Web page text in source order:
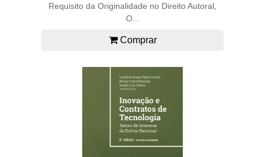
Requisito da Originalidade no Direito Autoral,
O...
Comprar